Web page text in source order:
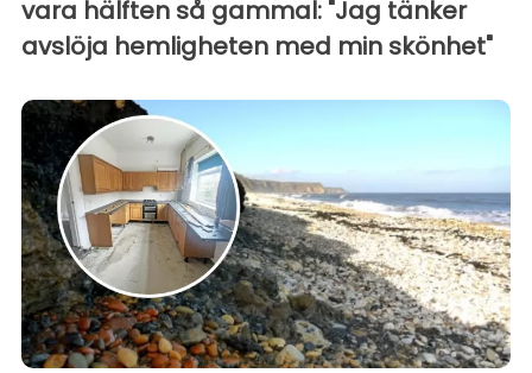
vara hälften så gammal: "Jag tänker
avslöja hemligheten med min skönhet"